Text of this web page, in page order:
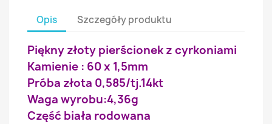
Opis Szczegóły produktu
Piękny złoty pierścionek z cyrkoniami
Kamienie : 60 x 1,5mm
Próba złota 0,585/tj.14kt
Waga wyrobu:4,36g
Część biała rodowana